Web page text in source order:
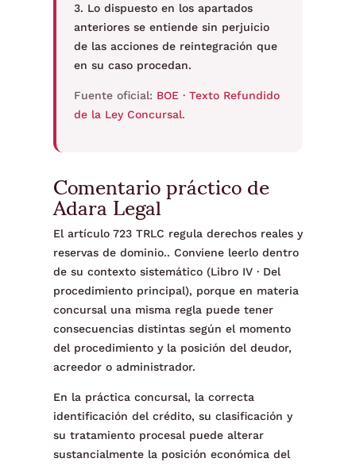
3. Lo dispuesto en los apartados
anteriores se entiende sin perjuicio
de las acciones de reintegración que
en su caso procedan.
Fuente oficial: BOE · Texto Refundido
de la Ley Concursal.
Comentario práctico de
Adara Legal
El artículo 723 TRLC regula derechos reales y
reservas de dominio.. Conviene leerlo dentro
de su contexto sistemático (Libro IV · Del
procedimiento principal), porque en materia
concursal una misma regla puede tener
consecuencias distintas según el momento
del procedimiento y la posición del deudor,
acreedor o administrador.
En la práctica concursal, la correcta
identificación del crédito, su clasificación y
su tratamiento procesal puede alterar
sustancialmente la posición económica del